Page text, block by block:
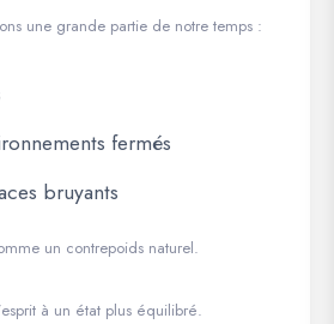
une grande partie de notre temps :
fermés
bruyants
un contrepoids naturel.
à un état plus équilibré.